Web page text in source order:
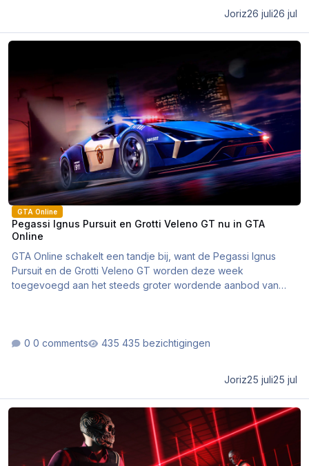
Joriz26 juli26 jul
Pegassi Ignus Pursuit en Grotti Veleno GT nu in GTA Online
GTA Online
Pegassi Ignus Pursuit en Grotti Veleno GT nu in GTA
Online
GTA Online schakelt een tandje bij, want de Pegassi Ignus
Pursuit en de Grotti Veleno GT worden deze week
toegevoegd aan het steeds groter wordende aanbod van
0 comments 435 bezichtigingen
Joriz25 juli25 jul
The Kortz Center Heist is nu beschikbaar!